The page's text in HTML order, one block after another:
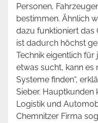
Personen,
bestimmen. Ähnlich
dazu funktioniert das
ist dadurch höchst
Technik eigentlich für
etwas sucht, kann
Systeme finden“,
Sieber.
Logistik und
Chemnitzer Firma